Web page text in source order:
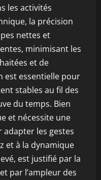
les activités
la précision
nettes et
minimisant les
et de
est essentielle pour
stables au fil des
du temps. Bien
et nécessite une
les gestes
et à la dynamique
est justifié par la
par l’ampleur des